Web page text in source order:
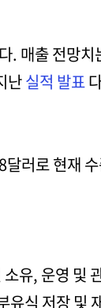
. 매출 전망
난실적 발표
달러로 현재
유, 운영 및
식 저장 및